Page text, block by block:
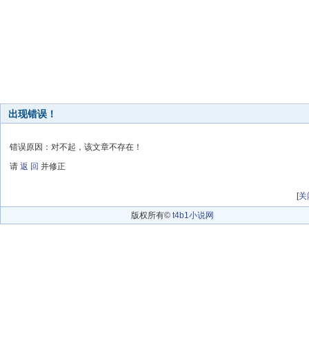
出现错误！
错误原因：对不起，该文章不存在！
请 返 回 并修正
[关
版权所有© t4b1小说网